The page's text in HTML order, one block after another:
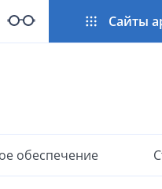
Сайты
обеспечение